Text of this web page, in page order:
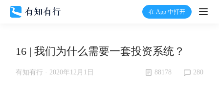
在 App 中打开
打
首页
16 | 我们为什么需要一套投资系统？
有知有行 · 2020年12月1日 88178 280